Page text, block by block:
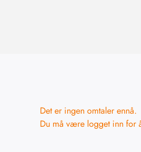
Det er ingen omtaler ennå.
Du må være logget inn for